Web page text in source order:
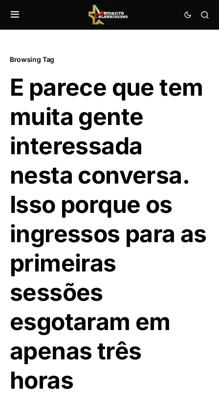
Browsing Tag
E parece que tem
muita gente
interessada
nesta conversa.
Isso porque os
ingressos para as
primeiras
sessões
esgotaram em
apenas três
horas